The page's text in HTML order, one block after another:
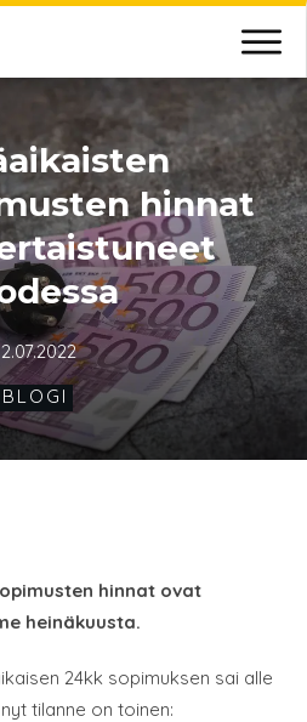
hinnat
BLOGI
hinnat ovat
heinäkuusta.
24kk sopimuksen sai alle
tilanne on toinen: